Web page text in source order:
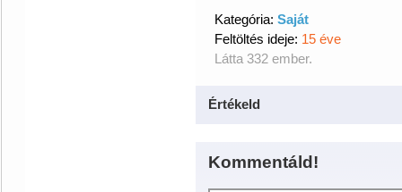
Kategória: Saját
Feltöltés ideje: 15 éve
Látta 332 ember.
Értékeld
Kommentáld!